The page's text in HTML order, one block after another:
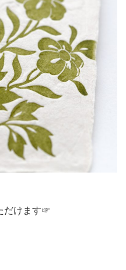
だけます☞